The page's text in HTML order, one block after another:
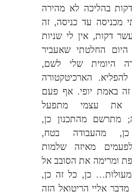
בהליכה לא מהירה
מכניסה עד כניסה, זה
דקות, אין לי שניות
היום החלטתי שאעביר
היומית שלי לשם,
הארכיטקטורה
באמת יופי. אף פעם
את עצמי מתפעל
מתרשם מהתכנון כן,
מהעבודה בטח,
מאיזה שלמות
ומרימה את הסובב אל
כן, כל זה כן,
אליי הריטואל הזה